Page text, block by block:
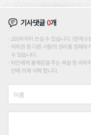
기사댓글0개
200자까지 쓰실 수 있습니다. (현재
저작권 등 다른 사람의 권리를 침해하
수 있습니다.
타인에게 불쾌감을 주는 욕설 등 비하
단에 의해 삭제 합니다.